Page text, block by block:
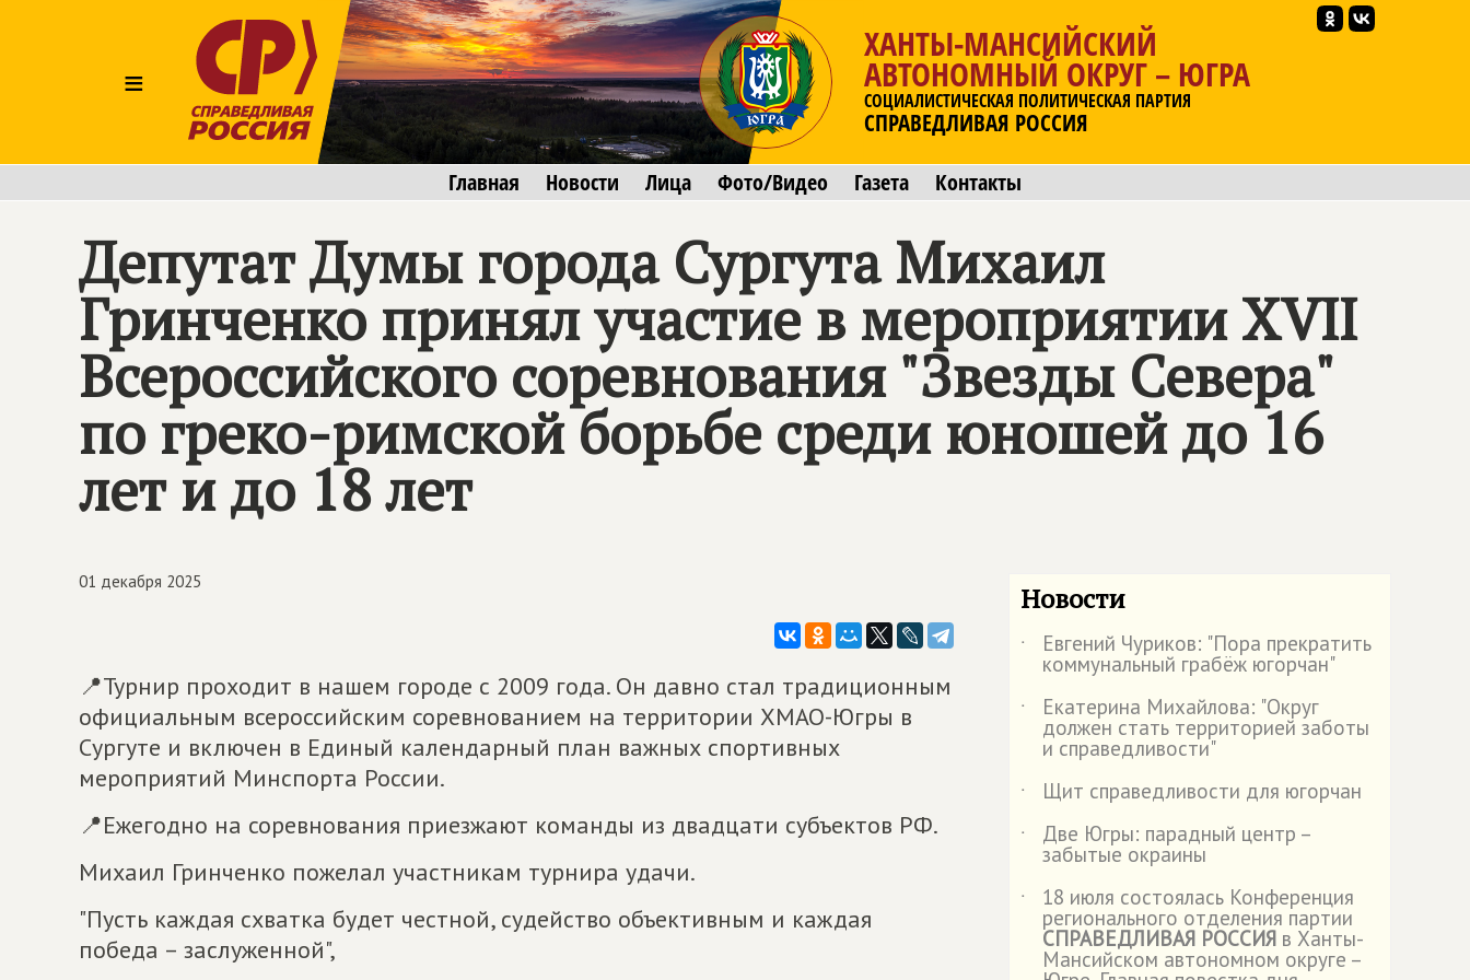
≡
ХАНТЫ-МАНСИЙСКИЙ
АВТОНОМНЫЙ ОКРУГ – ЮГРА
СОЦИАЛИСТИЧЕСКАЯ ПОЛИТИЧЕСКАЯ ПАРТИЯ
СПРАВЕДЛИВАЯ РОССИЯ
Главная Новости Лица Фото/Видео Газета Контакты
Депутат Думы города Сургута Михаил
Гринченко принял участие в мероприятии ХVII
Всероссийского соревнования "Звезды Севера"
по греко-римской борьбе среди юношей до 16
лет и до 18 лет
01 декабря 2025
📍Турнир проходит в нашем городе с 2009 года. Он давно стал традиционным
официальным всероссийским соревнованием на территории ХМАО-Югры в
Сургуте и включен в Единый календарный план важных спортивных
мероприятий Минспорта России.
📍Ежегодно на соревнования приезжают команды из двадцати субъектов РФ.
Михаил Гринченко пожелал участникам турнира удачи.
"Пусть каждая схватка будет честной, судейство объективным и каждая
победа – заслуженной",
Новости
˙ Евгений Чуриков: "Пора прекратить
коммунальный грабёж югорчан"
˙
Екатерина Михайлова: "Округ
должен стать территорией заботы
и справедливости"
˙
Щит справедливости для югорчан
˙
Две Югры: парадный центр –
забытые окраины
˙
18 июля состоялась Конференция
регионального отделения партии
СПРАВЕДЛИВАЯ РОССИЯ в Ханты-
Мансийском автономном округе –